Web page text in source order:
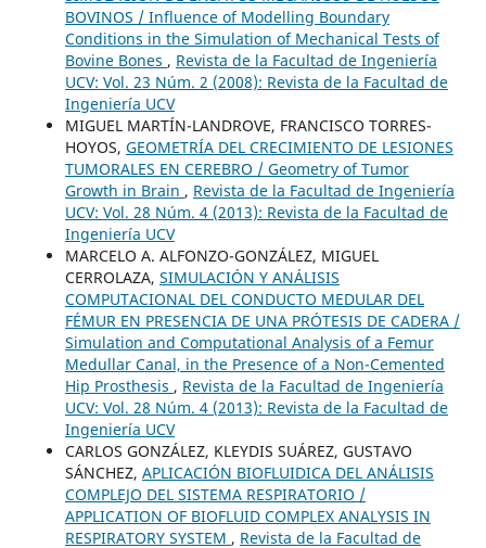
BOVINOS / Influence of Modelling Boundary
Conditions in the Simulation of Mechanical Tests of
Bovine Bones , Revista de la Facultad de Ingeniería
UCV: Vol. 23 Núm. 2 (2008): Revista de la Facultad de
Ingeniería UCV
MIGUEL MARTÍN-LANDROVE, FRANCISCO TORRES-
HOYOS, GEOMETRÍA DEL CRECIMIENTO DE LESIONES
TUMORALES EN CEREBRO / Geometry of Tumor
Growth in Brain , Revista de la Facultad de Ingeniería
UCV: Vol. 28 Núm. 4 (2013): Revista de la Facultad de
Ingeniería UCV
MARCELO A. ALFONZO-GONZÁLEZ, MIGUEL
CERROLAZA, SIMULACIÓN Y ANÁLISIS
COMPUTACIONAL DEL CONDUCTO MEDULAR DEL
FÉMUR EN PRESENCIA DE UNA PRÓTESIS DE CADERA /
Simulation and Computational Analysis of a Femur
Medullar Canal, in the Presence of a Non-Cemented
Hip Prosthesis , Revista de la Facultad de Ingeniería
UCV: Vol. 28 Núm. 4 (2013): Revista de la Facultad de
Ingeniería UCV
CARLOS GONZÁLEZ, KLEYDIS SUÁREZ, GUSTAVO
SÁNCHEZ, APLICACIÓN BIOFLUIDICA DEL ANÁLISIS
COMPLEJO DEL SISTEMA RESPIRATORIO /
APPLICATION OF BIOFLUID COMPLEX ANALYSIS IN
RESPIRATORY SYSTEM , Revista de la Facultad de